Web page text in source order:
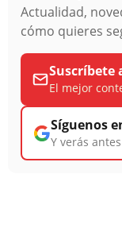
Actualidad,
cómo quieres
Suscríbete
El mejor
Síguenos
Y verás